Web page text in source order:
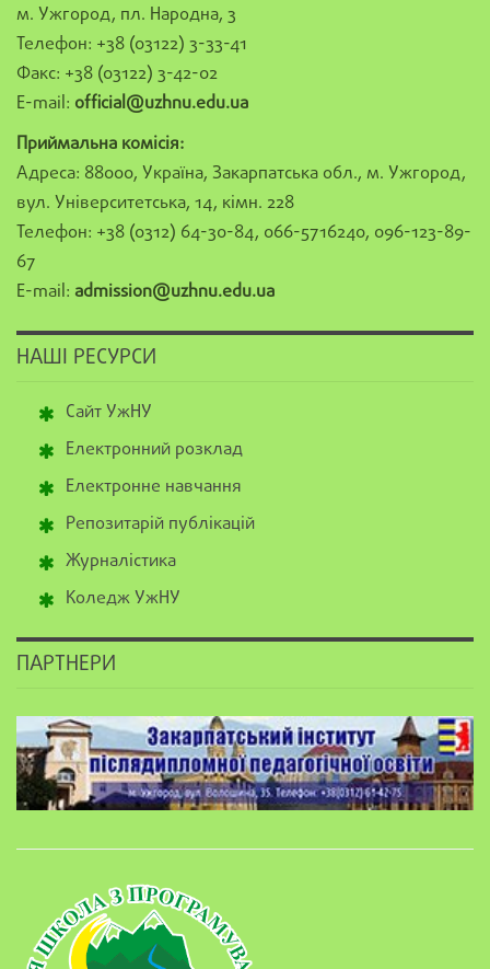
м. Ужгород, пл. Народна, 3
Телефон: +38 (03122) 3-33-41
Факс: +38 (03122) 3-42-02
E-mail: official@uzhnu.edu.ua
Приймальна комісія:
Адреса: 88000, Україна, Закарпатська обл., м. Ужгород,
вул. Університетська, 14, кімн. 228
Телефон: +38 (0312) 64-30-84, 066-5716240, 096-123-89-
67
E-mail: admission@uzhnu.edu.ua
НАШІ РЕСУРСИ
Сайт УжНУ
Електронний розклад
Електронне навчання
Репозитарій публікацій
Журналістика
Коледж УжНУ
ПАРТНЕРИ